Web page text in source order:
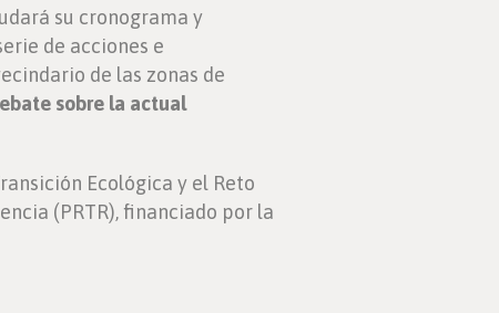
su cronograma y
de acciones e
de las zonas de
sobre la actual
Ecológica y el Reto
(PRTR), financiado por la